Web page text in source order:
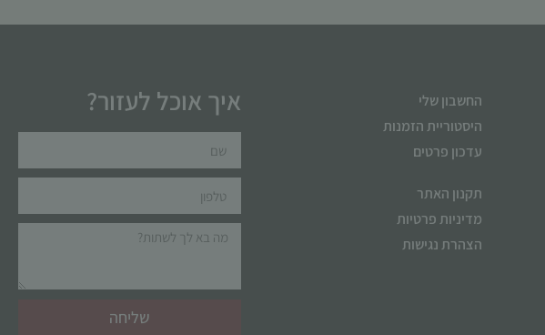
החשבון שלי
היסטוריית הזמנות
עדכון פרטים
תקנון האתר
מדיניות פרטיות
הצהרת נגישות
איך אוכל לעזור?
שליחה